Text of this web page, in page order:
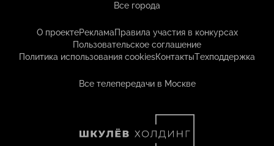
Все города
О проектеРекламаПравила участия в конкурсах
Пользовательское соглашение
Политика использования cookiesКонтактыТехподдержка
Все телепередачи в Москве